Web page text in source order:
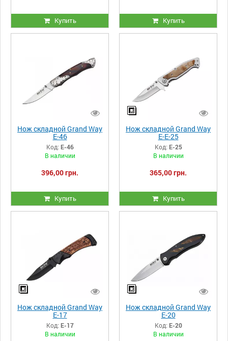
Купить Купить
Нож складной Grand Way
E-46
Код: Е-46
В наличии
396,00 грн.
Купить
Нож складной Grand Way
E-Е-25
Код: Е-25
В наличии
365,00 грн.
Купить
Нож складной Grand Way
E-17
Код: E-17
В наличии
Нож складной Grand Way
E-20
Код: E-20
В наличии